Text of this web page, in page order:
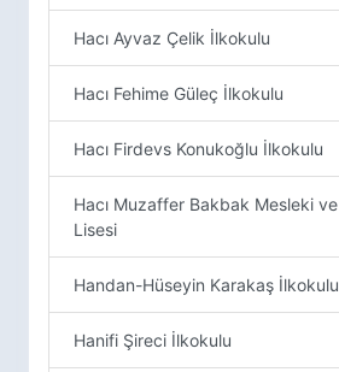
Hacı Ayvaz Çelik İlkokulu
Hacı Fehime Güleç İlkokulu
Hacı Firdevs Konukoğlu İlkokulu
Hacı Muzaffer Bakbak Mesleki
Lisesi
Handan-Hüseyin Karakaş İlkokulu
Hanifi Şireci İlkokulu